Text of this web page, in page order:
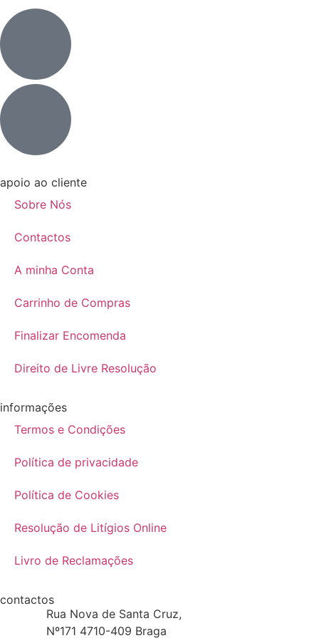
apoio ao cliente
Sobre Nós
Contactos
A minha Conta
Carrinho de Compras
Finalizar Encomenda
Direito de Livre Resolução
informações
Termos e Condições
Política de privacidade
Política de Cookies
Resolução de Litígios Online
Livro de Reclamações
contactos
Rua Nova de Santa Cruz,
Nº171 4710-409 Braga